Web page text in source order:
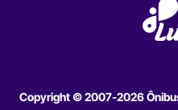
Copyright © 2007-2026